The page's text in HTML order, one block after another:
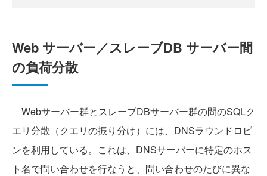
Web サーバー／スレーブDB サーバー間
の負荷分散
Webサーバー群とスレーブDBサーバー群の間のSQLク
エリ分散（クエリの振り分け）には、DNSラウンドロビ
ンを利用している。これは、DNSサーバーに特定のホス
ト名で問い合わせを行なうと、問い合わせのたびに異な